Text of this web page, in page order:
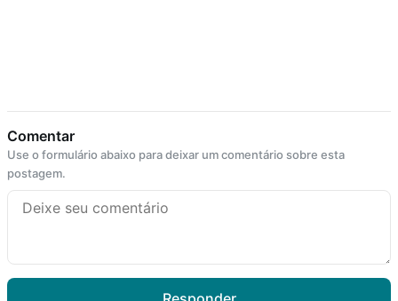
Comentar
Use o formulário abaixo para deixar um comentário sobre esta
postagem.